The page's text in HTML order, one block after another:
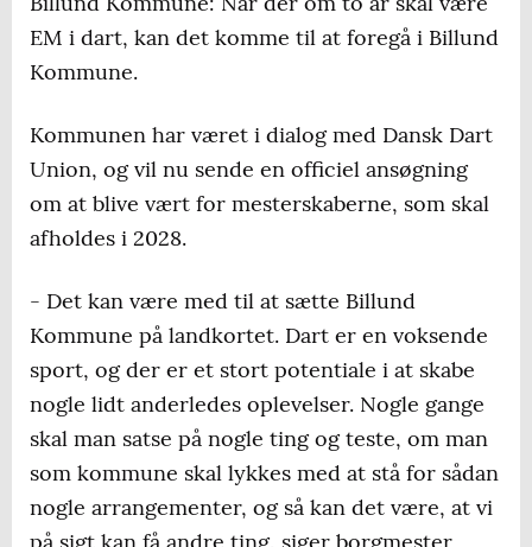
EM i dart, kan det komme til at foregå i Billund
Kommune.
Kommunen har været i dialog med Dansk Dart
Union, og vil nu sende en officiel ansøgning
om at blive vært for mesterskaberne, som skal
afholdes i 2028.
- Det kan være med til at sætte Billund
Kommune på landkortet. Dart er en voksende
sport, og der er et stort potentiale i at skabe
nogle lidt anderledes oplevelser. Nogle gange
skal man satse på nogle ting og teste, om man
som kommune skal lykkes med at stå for sådan
nogle arrangementer, og så kan det være, at vi